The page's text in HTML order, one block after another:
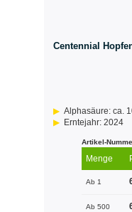
Centennial
Alphasäure: ca.
Erntejahr: 2024
Artikel-
Menge
Ab 1
Ab 500